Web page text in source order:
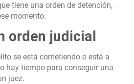
tiene una orden de detención,
momento.
orden judicial
se está cometiendo o está a
hay tiempo para conseguir una
juez.